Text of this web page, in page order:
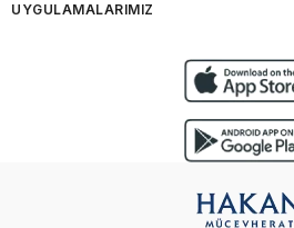
UYGULAMALARIMIZ